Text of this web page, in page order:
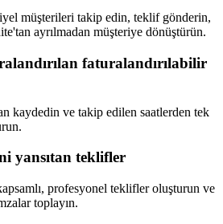
müşterileri takip edin, teklif gönderin,
ayrılmadan müşteriye dönüştürün.
faturalandırılabilir
kaydedin ve takip edilen saatlerden tek
yansıtan teklifler
profesyonel teklifler oluşturun ve
toplayın.